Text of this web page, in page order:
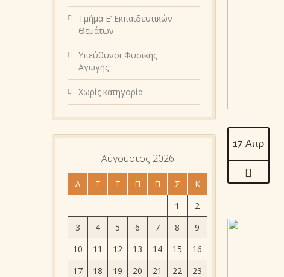
17 Απρ
Τμήμα Ε’ Εκπαιδευτικών
Θεμάτων
Υπεύθυνοι Φυσικής
Αγωγής
Χωρίς κατηγορία
Αύγουστος 2026
Δ Τ Τ Π Π Σ
Κ
1
2
3
4 5 6 7 8
9
10
11 12 13 14 15
16
17
18 19 20 21 22
23